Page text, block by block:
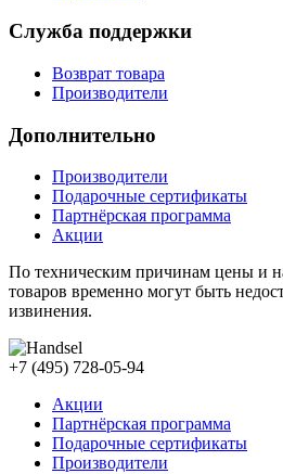
Служба поддержки
Возврат товара
Производители
Дополнительно
Производители
Подарочные сертификаты
Партнёрская программа
Акции
По техническим причинам цены и
товаров временно могут быть
извинения.
+7 (495) 728-05-94
Акции
Партнёрская программа
Подарочные сертификаты
Производители